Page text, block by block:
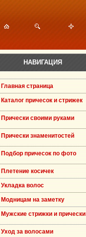
НАВИГАЦИЯ
Главная страница
Каталог причесок и стрижек
Прически своими руками
Прически знаменитостей
Подбор причесок по фото
Плетение косичек
Укладка волос
Модницам на заметку
Мужские стрижки и прически
Уход за волосами